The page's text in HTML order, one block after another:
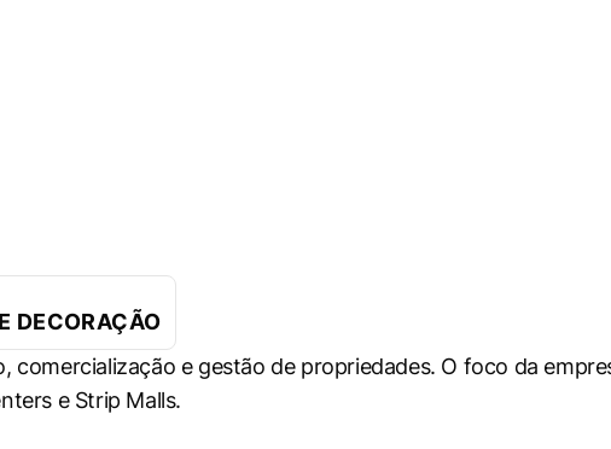
DECORAÇÃO
e gestão de propriedades. O foco da
e Strip Malls.